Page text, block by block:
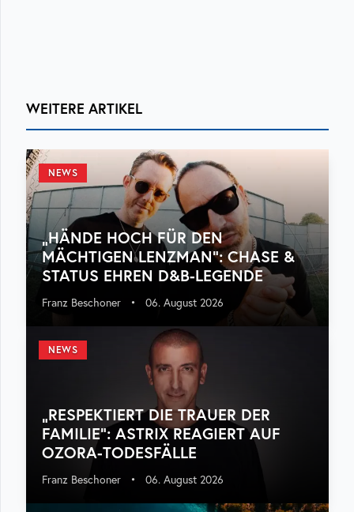
WEITERE ARTIKEL
NEWS
„HÄNDE HOCH FÜR DEN
MÄCHTIGEN LENZMAN“: CHASE &
STATUS EHREN D&B-LEGENDE
Franz Beschoner • 06. August 2026
NEWS
„RESPEKTIERT DIE TRAUER DER
FAMILIE“: ASTRIX REAGIERT AUF
OZORA-TODESFÄLLE
Franz Beschoner • 06. August 2026